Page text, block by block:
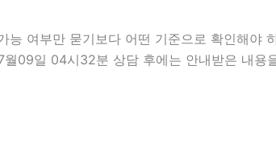
여부만 묻기보다 어떤 기준으로 확인해야
09일 04시32분 상담 후에는 안내받은 내용